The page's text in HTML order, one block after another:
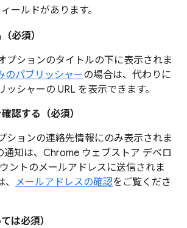
ールドがあります。
必須）
プションのタイトルの下に表示されま
のパブリッシャーの場合は、代わりに
ッシャーの URL を表示できます。
認する（必須）
ションの連絡先情報にのみ表示されま
通知は、Chrome ウェブストア デベロ
ントのメールアドレスに送信されま
メールアドレスの確認をご覧くださ
は必須）